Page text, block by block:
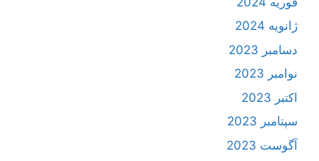
ژانویه 2024
دسامبر 2023
نوامبر 2023
اکتبر 2023
سپتامبر 2023
آگوست 2023